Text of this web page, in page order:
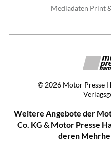
Mediadaten Print
© 2026 Motor Presse
Weitere Angebote der
Co. KG & Motor Presse
deren